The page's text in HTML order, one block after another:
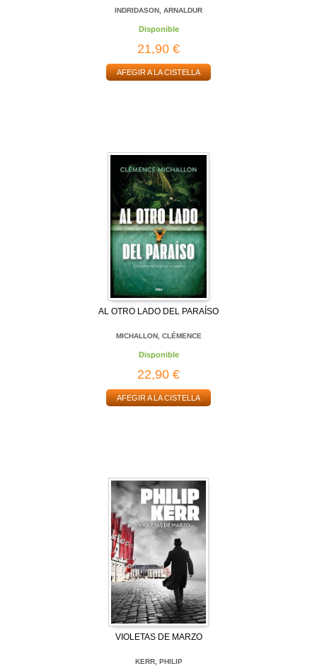
INDRIDASON, ARNALDUR
Disponible
21,90 €
AFEGIR A LA CISTELLA
AL OTRO LADO DEL PARAÍSO
MICHALLON, CLÉMENCE
Disponible
22,90 €
AFEGIR A LA CISTELLA
VIOLETAS DE MARZO
KERR, PHILIP